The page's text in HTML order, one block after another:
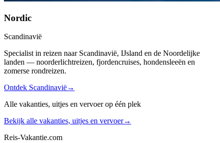
Nordic
Scandinavië
Specialist in reizen naar Scandinavië, IJsland en de Noordelijke
landen — noorderlichtreizen, fjordencruises, hondensleeën en
zomerse rondreizen.
Ontdek Scandinavië→
Alle vakanties, uitjes en vervoer op één plek
Bekijk alle vakanties, uitjes en vervoer→
Reis-Vakantie.com